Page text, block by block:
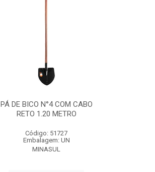
PÁ DE BICO N°4 COM CABO
RETO 1.20 METRO
Código: 51727
Embalagem: UN
MINASUL